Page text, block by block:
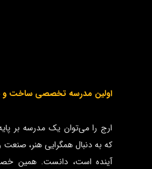
اولین مدرسه تخصصی ساخت و
ارج را می‌توان یک مدرسه بر
که به دنبال همگرایی هنر،
آینده است، دانست. همین